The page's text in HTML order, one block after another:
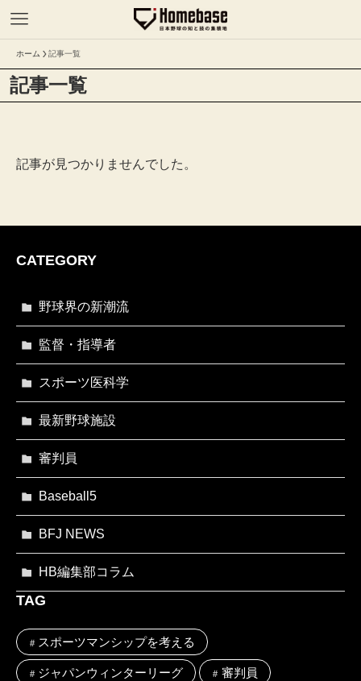
ホーム 記事一覧
記事一覧
記事が見つかりませんでした。
CATEGORY
野球界の新潮流
監督・指導者
スポーツ医科学
最新野球施設
審判員
Baseball5
BFJ NEWS
HB編集部コラム
TAG
スポーツマンシップを考える
ジャパンウィンターリーグ 審判員